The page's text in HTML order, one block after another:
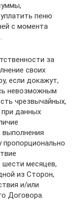
пеню
с момента
за
своих
если докажут,
невозможным
чрезвычайных,
данных
месяцев,
из Сторон,
и/или
Договора.